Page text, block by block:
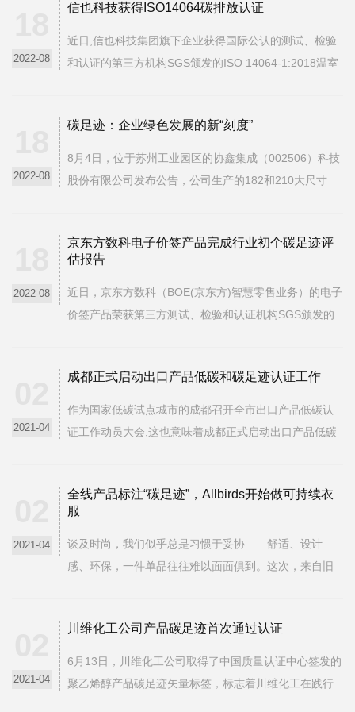
2022-08
信也科技获得ISO14064碳排放认证
近日,信也科技集团旗下企业获得国际公认的测试、检验
和认证的第三方机构SGS颁发的ISO 14064-1:2018温室
业。ISO(国际标准组织)发布的温室气体排放ISO 14064
标...
2022-08
碳足迹：企业绿色发展的新“刻度”
8月4日，位于苏州工业园区的协鑫集成（002506）科技
股份有限公司发布公告，公司生产的182和210大尺寸
西门子法碳排放降低了70%以上。当日，该公司股价上
涨4...
2022-08
京东方数科电子价签产品完成行业初个碳足迹评
估报告
近日，京东方数科（BOE(京东方)智慧零售业务）的电子
价签产品荣获第三方测试、检验和认证机构SGS颁发的
的授予，是SGS针对BOE（京东方）智慧零售业务电子
价...
2021-04
成都正式启动出口产品低碳和碳足迹认证工作
作为国家低碳试点城市的成都召开全市出口产品低碳认
证工作动员大会,这也意味着成都正式启动出口产品低碳
融入国际市场，提高我市外贸发展质量。”成都...
2021-04
全线产品标注“碳足迹”，Allbirds开始做可持续衣
服
谈及时尚，我们似乎总是习惯于妥协——舒适、设计
感、环保，一件单品往往难以面面俱到。这次，来自旧
Allbirds推出绿科技「好」时尚服饰系列，其中包括Trin...
2021-04
川维化工公司产品碳足迹首次通过认证
6月13日，川维化工公司取得了中国质量认证中心签发的
聚乙烯醇产品碳足迹矢量标签，标志着川维化工在践行